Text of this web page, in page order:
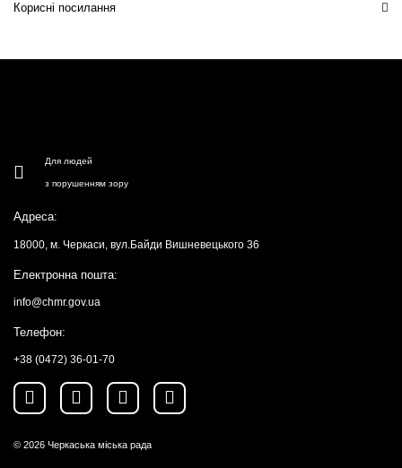
Корисні посилання
Для людей
з порушенням зору
Адреса:
18000, м. Черкаси, вул.Байди Вишневецького 36
Електронна пошта:
info@chmr.gov.ua
Телефон:
+38 (0472) 36-01-70
© 2026 Черкаська міська рада